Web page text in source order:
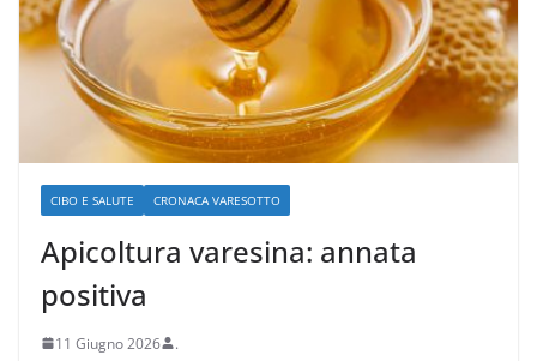
CIBO E SALUTE CRONACA VARESOTTO
Apicoltura varesina: annata
positiva
11 Giugno 2026 .